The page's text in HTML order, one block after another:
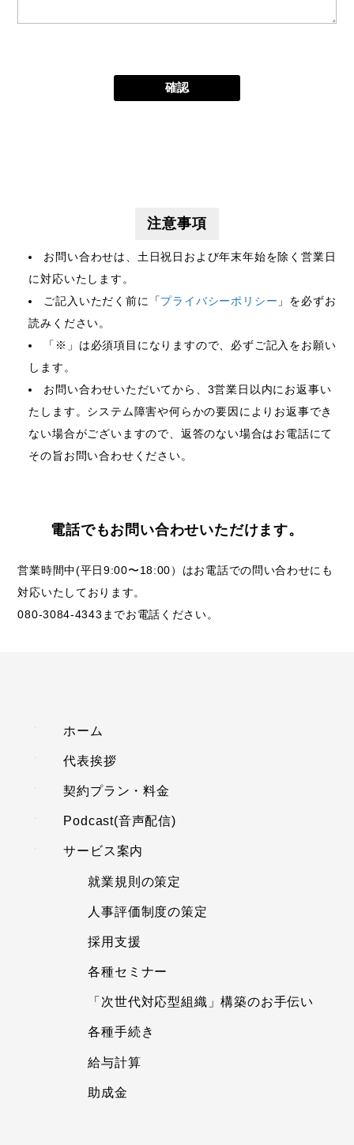
注意事項
お問い合わせは、土日祝日および年末年始を除く営業日
に対応いたします。
ご記入いただく前に「プライバシーポリシー 」を必ずお
読みください。
「 ※ 」は必須項目になりますので、必ずご記入をお願い
します。
お問い合わせいただいてから、3営業日以内にお返事い
たします。システム障害や何らかの要因によりお返事でき
ない場合がございますので、返答のない場合はお電話にて
その旨お問い合わせください。
電話でもお問い合わせいただけます。
営業時間中(平日9:00〜18:00）はお電話での問い合わせにも
対応いたしております。
080-3084-4343までお電話ください。
ホーム
代表挨拶
契約プラン・料金
Podcast(音声配信)
サービス案内
就業規則の策定
人事評価制度の策定
採用支援
各種セミナー
「次世代対応型組織」構築のお手伝い
各種手続き
給与計算
助成金